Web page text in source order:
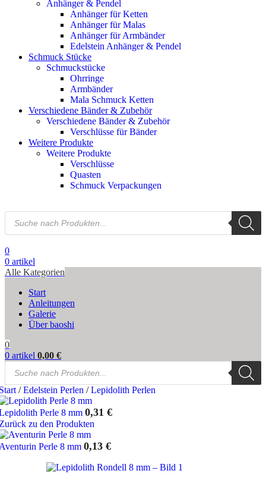
Anhänger & Pendel
Anhänger für Ketten
Anhänger für Malas
Anhänger für Armbänder
Edelstein Anhänger & Pendel
Schmuck Stücke
Schmuckstücke
Ohrringe
Armbänder
Mala Schmuck Ketten
Verschiedene Bänder & Zubehör
Verschiedene Bänder & Zubehör
Verschlüsse für Bänder
Weitere Produkte
Weitere Produkte
Verschlüsse
Quasten
Schmuck Verpackungen
Products
search
0
0 artikel
Alle Kategorien
Start
Anleitungen
Galerie
Über baoshi
0
0 artikel 0,00 €
Products
search
/ Edelstein Perlen / Lepidolith Perlen
Perle 8 mm 0,31 €
zu den Produkten
Perle 8 mm 0,13 €